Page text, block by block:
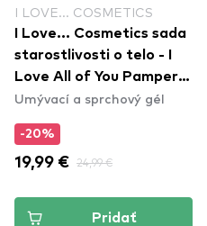
I LOVE... COSMETICS
I Love... Cosmetics sada
starostlivosti o telo - I
Love All of You Pamper
Pack
Umývací a sprchový gél
-20%
19,99 € 24,99 €
Pridať